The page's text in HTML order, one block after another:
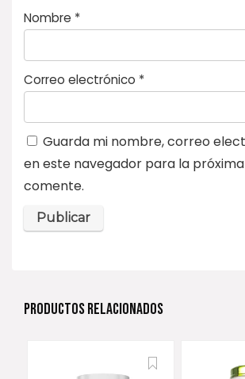
Nombre *
Correo electrónico *
Guarda mi nombre, correo
en este navegador para la
comente.
PRODUCTOS RELACIONADOS